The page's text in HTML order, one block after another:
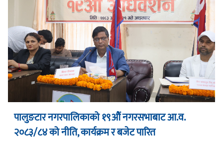
पालुङटार नगरपालिकाको १९औं नगरसभाबाट आ.व.
२०८३/८४ को नीति, कार्यक्रम र बजेट पारित